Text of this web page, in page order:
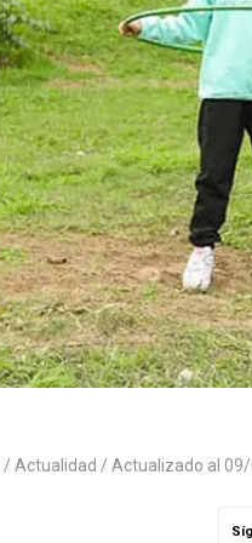
/ Actualidad / Actualizado al